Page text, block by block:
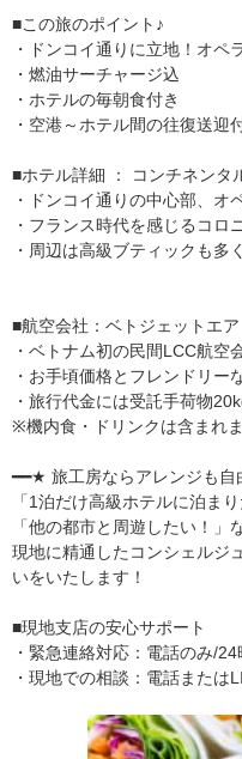
■この旅のポイント♪
・ドンコイ通りに立地！オペ
・燃油サーチャージ込
・ホテルの毎朝食付き
・空港～ホテル間の往復送迎
■ホテル詳細 ： コンチネンタ
・ドンコイ通りの中心部、オ
・フランス時代を感じるコロ
・周辺は高級ブティックも多
■航空会社：ベトジェットエア
・ベトナム初の民間LCC航空
・お手頃価格とフレンドリー
・旅行代金には受託手荷物
※機内食・ドリンクは含まれま
━━★ 旅工房ならアレンジも
「1泊だけ高級ホテルに泊まり
「他の都市と周遊したい！」
現地に精通したコンシェルジ
いをいたします！
■現地支店の安心サポート
・緊急連絡対応：電話のみ/24
・現地での相談：電話または